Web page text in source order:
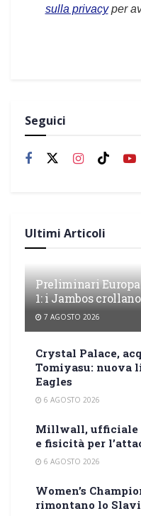
sulla privacyper
Seguici
Ultimi Articoli
Preliminari Europa
1: i Jambos
7 AGOSTO 2026
Crystal Palace,
Tomiyasu: nuova
Eagles
6 AGOSTO 2026
Millwall, ufficiale
e fisicità per
6 AGOSTO 2026
Women’s
rimontano lo